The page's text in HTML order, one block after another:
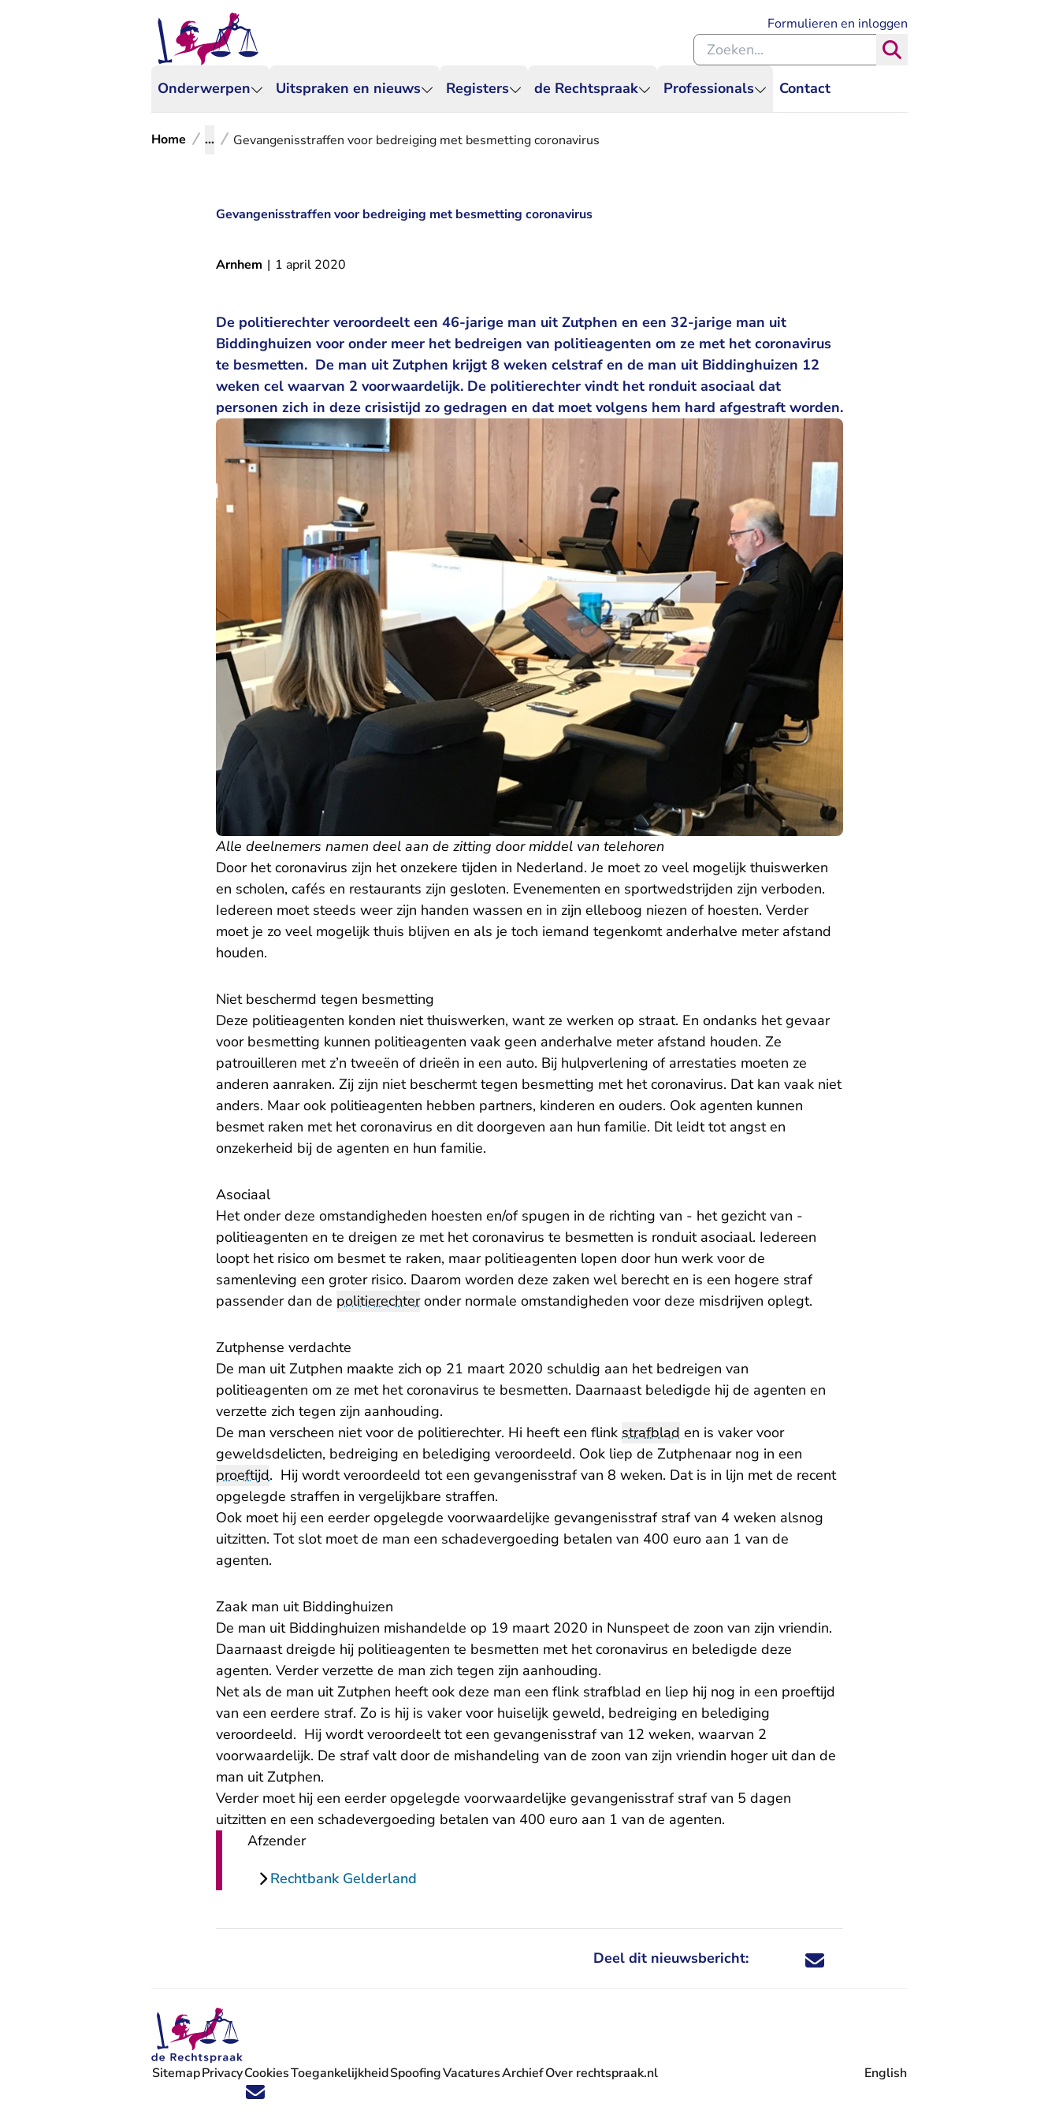
Onderwerpen Uitspraken en nieuws Registers de Rechtspraak Professionals Contact
Formulieren en inloggen
Zoeken binnen de Rechtspraak
Home ... Gevangenisstraffen voor bedreiging met besmetting coronavirus
Gevangenisstraffen voor bedreiging met besmetting coronavirus
Arnhem | 1 april 2020
De politierechter veroordeelt een 46-jarige man uit Zutphen en een 32-jarige man uit
Biddinghuizen voor onder meer het bedreigen van politieagenten om ze met het coronavirus
te besmetten. De man uit Zutphen krijgt 8 weken celstraf en de man uit Biddinghuizen 12
weken cel waarvan 2 voorwaardelijk. De politierechter vindt het ronduit asociaal dat
personen zich in deze crisistijd zo gedragen en dat moet volgens hem hard afgestraft worden.
Alle deelnemers namen deel aan de zitting door middel van telehoren
Door het coronavirus zijn het onzekere tijden in Nederland. Je moet zo veel mogelijk thuiswerken
en scholen, cafés en restaurants zijn gesloten. Evenementen en sportwedstrijden zijn verboden.
Iedereen moet steeds weer zijn handen wassen en in zijn elleboog niezen of hoesten. Verder
moet je zo veel mogelijk thuis blijven en als je toch iemand tegenkomt anderhalve meter afstand
houden.
Niet beschermd tegen besmetting
Deze politieagenten konden niet thuiswerken, want ze werken op straat. En ondanks het gevaar
voor besmetting kunnen politieagenten vaak geen anderhalve meter afstand houden. Ze
patrouilleren met z’n tweeën of drieën in een auto. Bij hulpverlening of arrestaties moeten ze
anderen aanraken. Zij zijn niet beschermt tegen besmetting met het coronavirus. Dat kan vaak niet
anders. Maar ook politieagenten hebben partners, kinderen en ouders. Ook agenten kunnen
besmet raken met het coronavirus en dit doorgeven aan hun familie. Dit leidt tot angst en
onzekerheid bij de agenten en hun familie.
Asociaal
Het onder deze omstandigheden hoesten en/of spugen in de richting van - het gezicht van -
politieagenten en te dreigen ze met het coronavirus te besmetten is ronduit asociaal. Iedereen
loopt het risico om besmet te raken, maar politieagenten lopen door hun werk voor de
samenleving een groter risico. Daarom worden deze zaken wel berecht en is een hogere straf
passender dan de politierechteronder normale omstandigheden voor deze misdrijven oplegt.
Zutphense verdachte
De man uit Zutphen maakte zich op 21 maart 2020 schuldig aan het bedreigen van
politieagenten om ze met het coronavirus te besmetten. Daarnaast beledigde hij de agenten en
verzette zich tegen zijn aanhouding.
De man verscheen niet voor de politierechter. Hi heeft een flink strafblad en is vaker voor
geweldsdelicten, bedreiging en belediging veroordeeld. Ook liep de Zutphenaar nog in een
proeftijd. Hij wordt veroordeeld tot een gevangenisstraf van 8 weken. Dat is in lijn met de recent
opgelegde straffen in vergelijkbare straffen.
Ook moet hij een eerder opgelegde voorwaardelijke gevangenisstraf straf van 4 weken alsnog
uitzitten. Tot slot moet de man een schadevergoeding betalen van 400 euro aan 1 van de
agenten.
Zaak man uit Biddinghuizen
De man uit Biddinghuizen mishandelde op 19 maart 2020 in Nunspeet de zoon van zijn vriendin.
Daarnaast dreigde hij politieagenten te besmetten met het coronavirus en beledigde deze
agenten. Verder verzette de man zich tegen zijn aanhouding.
Net als de man uit Zutphen heeft ook deze man een flink strafblad en liep hij nog in een proeftijd
van een eerdere straf. Zo is hij is vaker voor huiselijk geweld, bedreiging en belediging
veroordeeld. Hij wordt veroordeelt tot een gevangenisstraf van 12 weken, waarvan 2
voorwaardelijk. De straf valt door de mishandeling van de zoon van zijn vriendin hoger uit dan de
man uit Zutphen.
Verder moet hij een eerder opgelegde voorwaardelijke gevangenisstraf straf van 5 dagen
uitzitten en een schadevergoeding betalen van 400 euro aan 1 van de agenten.
Afzender
Rechtbank Gelderland
Deel dit nieuwsbericht: Deel dit nieuwsbericht via X - U verlaat
Deel dit nieuwsbericht via Facebook - U
Deel dit nieuwsbericht via e-mail
Deel dit nieuwsbericht via LinkedIn - U
Volg ons op X (Twitter) - U verlaat Rechtspraak.nl
Volg ons op Facebook - U verlaat Rechtspraak.nl
Volg ons op Instagram - U verlaat Rechtspraak.nl
Volg ons op Youtube - U verlaat Rechtspraak.nl
Volg ons op LinkedIn - U verlaat Rechtspraak.nl
'Blijf op de hoogte' nieuwsbrief - U verlaat Rechtspraak.nl
SitemapPrivacyCookiesToegankelijkheidSpoofingVacatures
- U verlaat Rechtspraak.nl
ArchiefOver rechtspraak.nl English